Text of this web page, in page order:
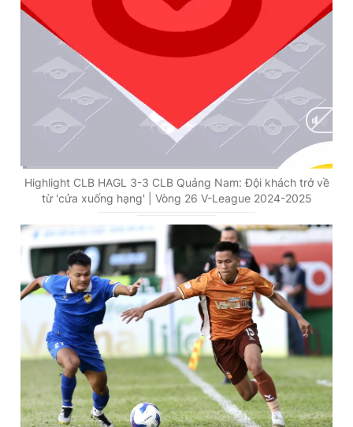
C
u
r
e
n
t
T
e
0:02 / D
u
a
t
i
o
n
3:10
Highlight CLB HAGL 3-3 CLB Quảng Nam: Đội khách trở về
từ 'cửa xuống hạng' | Vòng 26 V-League 2024-2025